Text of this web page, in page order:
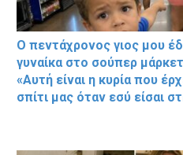
Ο πεντάχρονος γιος μου
γυναίκα στο σούπερ μάρκετ
«Αυτή είναι η κυρία που
σπίτι μας όταν εσύ είσαι